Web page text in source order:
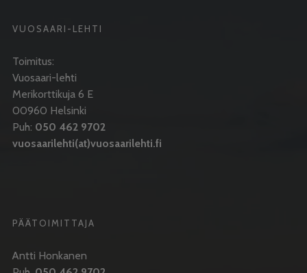
VUOSAARI-LEHTI
Toimitus:
Vuosaari-lehti
Merikorttikuja 6 E
00960 Helsinki
Puh: 050 462 9702
vuosaarilehti(at)vuosaarilehti.fi
PÄÄTOIMITTAJA
Antti Honkanen